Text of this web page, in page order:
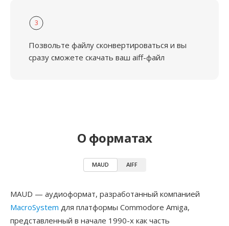
3
Позвольте файлу сконвертироваться и вы
сразу сможете скачать ваш aiff-файл
О форматах
MAUD AIFF
MAUD — аудиоформат, разработанный компанией
MacroSystem для платформы Commodore Amiga,
представленный в начале 1990-х как часть